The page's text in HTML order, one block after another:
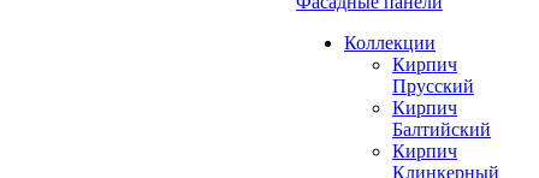
Коллекции
Кирпич
Прусский
Кирпич
Балтийский
Кирпич
Клинкерный